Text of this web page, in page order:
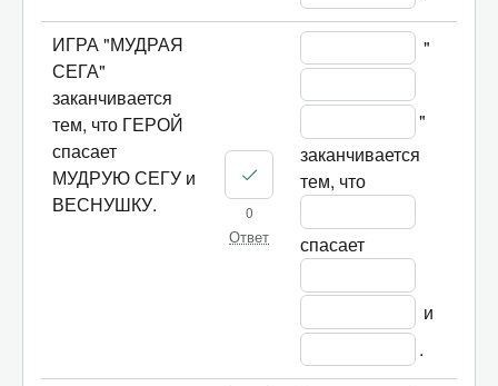
ИГРА "МУДРАЯ
СЕГА"
заканчивается
тем, что ГЕРОЙ
спасает
МУДРУЮ СЕГУ и
ВЕСНУШКУ.
0
Ответ
"
"
заканчивается
тем, что
спасает
и